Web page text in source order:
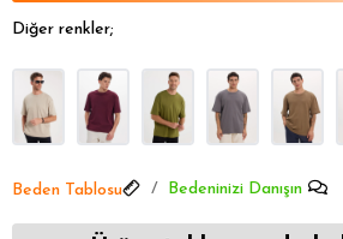
Diğer renkler;
Beden Tablosu Bedeninizi Danışın